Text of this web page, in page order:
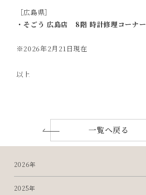
［広島県］
・そごう 広島店 8階 時計修理コーナー
※2026年2月21日現在
以上
一覧へ戻る
2026年
2025年